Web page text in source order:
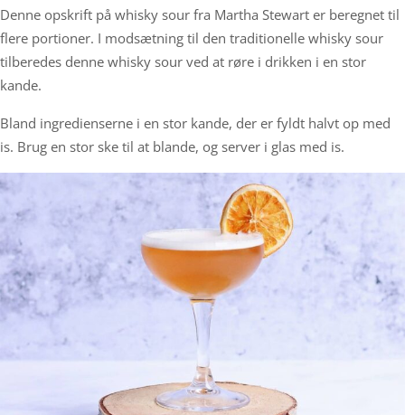
Denne opskrift på whisky sour fra Martha Stewart er beregnet til
flere portioner. I modsætning til den traditionelle whisky sour
tilberedes denne whisky sour ved at røre i drikken i en stor
kande.
Bland ingredienserne i en stor kande, der er fyldt halvt op med
is. Brug en stor ske til at blande, og server i glas med is.